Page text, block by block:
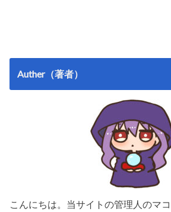
Auther（著者）
こんにちは。当サイトの管理人のマ